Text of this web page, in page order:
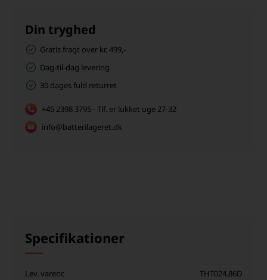
Din tryghed
Gratis fragt over kr. 499,-
Dag-til-dag levering
30 dages fuld returret
+45 2398 3795 - Tlf. er lukket uge 27-32
info@batterilageret.dk
Specifikationer
Lev. varenr.
THT024.86D